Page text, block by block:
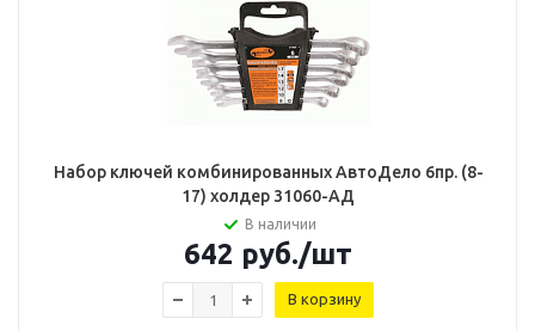
Набор ключей комбинированных АвтоДело 6пр. (8-
17) холдер 31060-AД
В наличии
642 руб./шт
В корзину